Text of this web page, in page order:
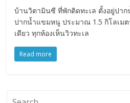
กิน
ที่พัก
มากมาย
บ้านวิตามินซี ที่พักติดทะเล ตั้งอยู่ปา
ปากน้ำแขมหนู ประมาณ 1.5 กิโลเม
เดียว ทุกห้องเห็นวิวทะเล
Read more